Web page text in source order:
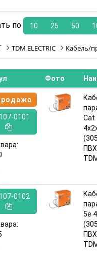
по 10 25 50
TDM ELECTRIC Кабель/
Фото
0101
Cat
0102
5e